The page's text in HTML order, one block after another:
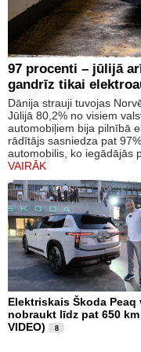
97 procenti – jūlijā
gandrīz tikai
Dānija strauji tuvojas
Jūlijā 80,2% no visiem
automobiļiem bija pilnībā
rādītājs sasniedza pat
automobilis, ko iegādājās
VAIRĀK
Elektriskais Škoda Peaq
nobraukt līdz pat 650 km
VIDEO)
8